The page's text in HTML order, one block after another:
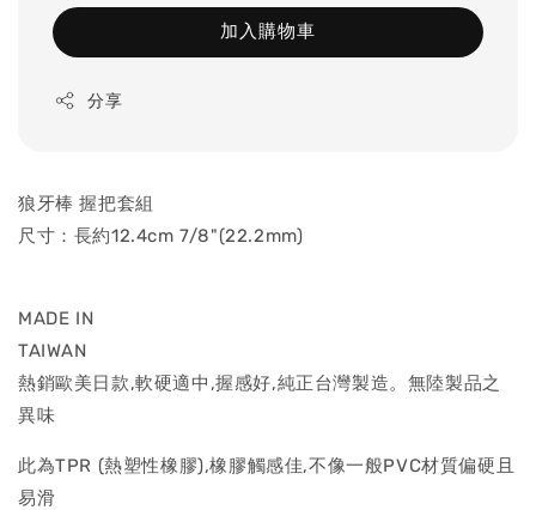
加入購物車
分享
狼牙棒 握把套組
尺寸：長約12.4cm 7/8"(22.2mm)
MADE IN
熱銷歐美日款,軟硬適中,握感好,純正台灣製造。無陸製品之
異味
此為TPR (熱塑性橡膠),橡膠觸感佳,不像一般PVC材質偏硬且
易滑